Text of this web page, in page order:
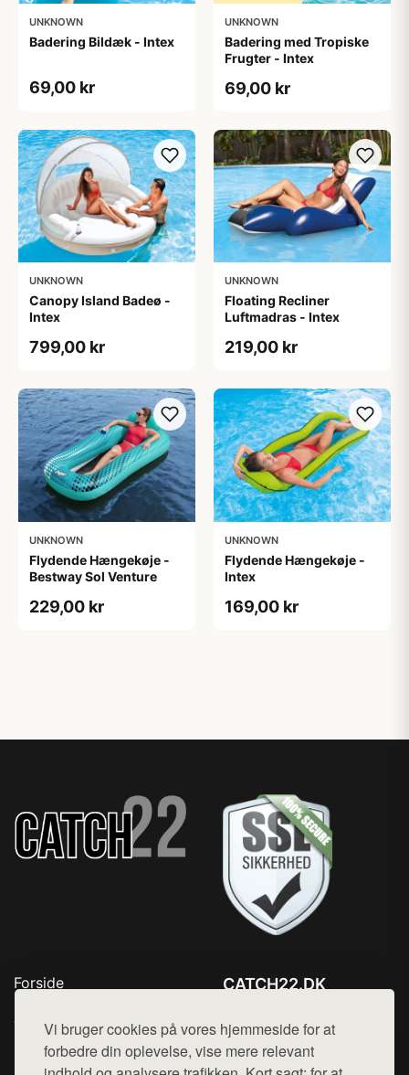
Vi bruger cookies på vores hjemmeside for at
forbedre din oplevelse, vise mere relevant
UNKNOWN
Badering Bildæk - Intex
69,00 kr
UNKNOWN
Badering med Tropiske
Frugter - Intex
69,00 kr
UNKNOWN
Canopy Island Badeø -
Intex
799,00 kr
UNKNOWN
Floating Recliner
Luftmadras - Intex
219,00 kr
UNKNOWN
Flydende Hængekøje -
Bestway Sol Venture
229,00 kr
UNKNOWN
Flydende Hængekøje -
Intex
169,00 kr
Forside
Top Rabatter
Kontakt
CATCH22.DK
Mail: hej@want.dk